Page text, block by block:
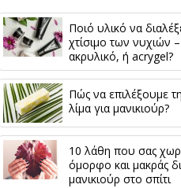
Ποιό υλικό να
χτίσιμο των νυχιών
ακρυλικό, ή acrygel?
Πώς να επιλέξουμε
λίμα για μανικιούρ?
10 λάθη που σας
όμορφο και μακράς
μανικιούρ στο σπίτι